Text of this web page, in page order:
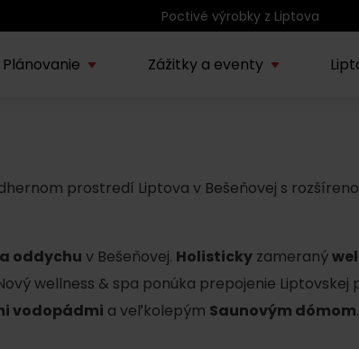
Liptov
Plánovanie
Liptove
Zážitky a eventy
08.
2026
20. Cvyklo pohár 2026
AUG
Vodný park Tatralandia
prostredí Liptova v Bešeňovej s
oddychu v Bešeňovej. Holisticky zameraný
wellness & spa ponúka prepojenie
vodopádmi a veľkolepým Saunovým dómom